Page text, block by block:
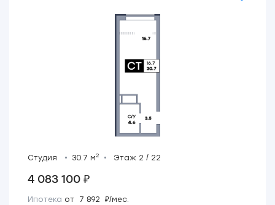
Студия 30.7 м2 Этаж 2 / 22
4 083 100 ₽
Ипотека от 7 892 ₽/мес.